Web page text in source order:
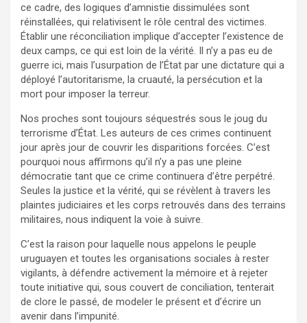
ce cadre, des logiques d’amnistie dissimulées sont
réinstallées, qui relativisent le rôle central des victimes.
Établir une réconciliation implique d’accepter l’existence de
deux camps, ce qui est loin de la vérité. Il n’y a pas eu de
guerre ici, mais l’usurpation de l’État par une dictature qui a
déployé l’autoritarisme, la cruauté, la persécution et la
mort pour imposer la terreur.
Nos proches sont toujours séquestrés sous le joug du
terrorisme d’État. Les auteurs de ces crimes continuent
jour après jour de couvrir les disparitions forcées. C’est
pourquoi nous affirmons qu’il n’y a pas une pleine
démocratie tant que ce crime continuera d’être perpétré.
Seules la justice et la vérité, qui se révèlent à travers les
plaintes judiciaires et les corps retrouvés dans des terrains
militaires, nous indiquent la voie à suivre.
C’est la raison pour laquelle nous appelons le peuple
uruguayen et toutes les organisations sociales à rester
vigilants, à défendre activement la mémoire et à rejeter
toute initiative qui, sous couvert de conciliation, tenterait
de clore le passé, de modeler le présent et d’écrire un
avenir dans l’impunité.